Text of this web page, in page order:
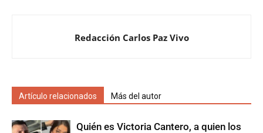
Redacción Carlos Paz Vivo
Artículo relacionados Más del autor
Quién es Victoria Cantero, a quien los